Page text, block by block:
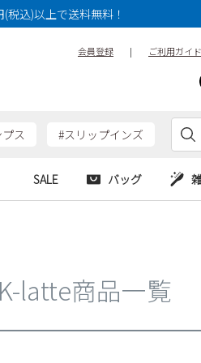
(税込)以上で送料無料！
会員登録 | ご利用ガイド
ス #スリップインズ
GAP
EDWIN
SALE バッグ
latte商品一覧
14cm 14.5cm
20.5cm
21cm
27cm
29cm
29.5cm 30cm
特徴
検索